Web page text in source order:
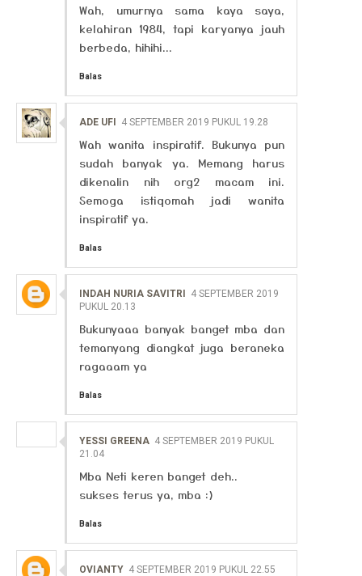
Wah, umurnya sama kaya saya,
kelahiran 1984, tapi karyanya jauh
berbeda, hihihi...
Balas
ADE UFI 4 SEPTEMBER 2019 PUKUL 19.28
Wah wanita inspiratif. Bukunya pun
sudah banyak ya. Memang harus
dikenalin nih org2 macam ini.
Semoga istiqomah jadi wanita
inspiratif ya.
Balas
INDAH NURIA SAVITRI 4 SEPTEMBER 2019
PUKUL 20.13
Bukunyaaa banyak banget mba dan
temanyang diangkat juga beraneka
ragaaam ya
Balas
YESSI GREENA 4 SEPTEMBER 2019 PUKUL
21.04
Mba Neti keren banget deh..
sukses terus ya, mba :)
Balas
OVIANTY 4 SEPTEMBER 2019 PUKUL 22.55